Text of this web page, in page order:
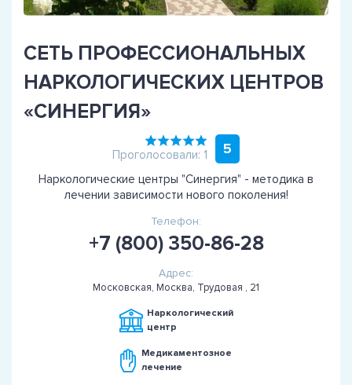
СЕТЬ ПРОФЕССИОНАЛЬНЫХ
НАРКОЛОГИЧЕСКИХ ЦЕНТРОВ
«СИНЕРГИЯ»
Проголосовали: 1 5
Наркологические центры "Синергия" - методика в
лечении зависимости нового поколения!
Телефон:
+7 (800) 350-86-28
Адрес:
Московская, Москва, Трудовая , 21
Наркологический
центр
Медикаментозное
лечение